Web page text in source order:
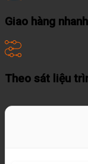
Giao hàng
Theo sát liệu